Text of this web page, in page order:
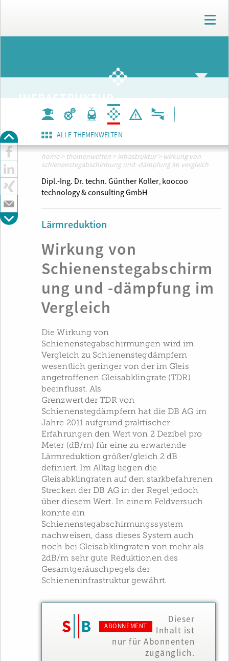
T
o
g
n
v
i
INFRASTRUKTUR
ALLE THEMENWELTEN
home > themenwelten >infrastruktur > wirkung von
schienenstegabschirmung und -dämpfung im vergleich
Dipl.-Ing. Dr. techn. Günther Koller, koocoo
technology & consulting GmbH
Lärmreduktion
Wirkung von
Schienenstegabschirm
ung und -dämpfung im
Vergleich
Die Wirkung von
Schienenstegabschirmungen wird im
Vergleich zu Schienenstegdämpfern
wesentlich geringer von der im Gleis
angetroffenen Gleisabklingrate (TDR)
beeinflusst. Als
Grenzwert der TDR von
Schienenstegdämpfern hat die DB AG im
Jahre 2011 aufgrund praktischer
Erfahrungen den Wert von 2 Dezibel pro
Meter (dB/m) für eine zu erwartende
Lärmreduktion größer/gleich 2 dB
definiert. Im Alltag liegen die
Gleisabklingraten auf den starkbefahrenen
Strecken der DB AG in der Regel jedoch
über diesem Wert. In einem Feldversuch
konnte ein
Schienenstegabschirmungssystem
nachweisen, dass dieses System auch
noch bei Gleisabklingraten von mehr als
2dB/m sehr gute Reduktionen des
Gesamtgeräuschpegels der
Schieneninfrastruktur gewährt.
ABONNEMENT
Dieser
Inhalt ist
nur für Abonnenten
zugänglich.